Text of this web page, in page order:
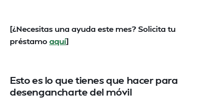
[¿Necesitas una ayuda este mes? Solicita tu
préstamoaquí]
Esto es lo que tienes que hacer para
desengancharte del móvil